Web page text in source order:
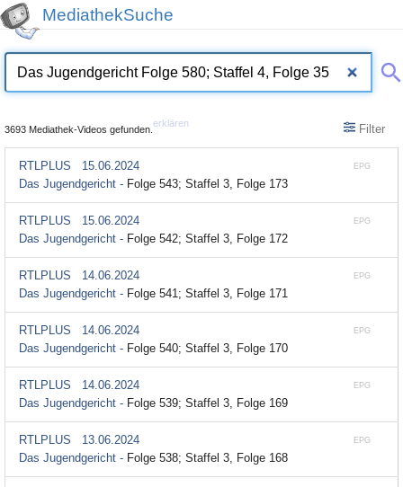
MediathekSuche
3693 Mediathek-Videos gefunden.
erklären Filter
EPG
RTLPLUS
15.06.2024
Das Jugendgericht - Folge 543; Staffel 3, Folge 173
EPG
RTLPLUS
15.06.2024
Das Jugendgericht - Folge 542; Staffel 3, Folge 172
EPG
RTLPLUS
14.06.2024
Das Jugendgericht - Folge 541; Staffel 3, Folge 171
EPG
RTLPLUS
14.06.2024
Das Jugendgericht - Folge 540; Staffel 3, Folge 170
EPG
RTLPLUS
14.06.2024
Das Jugendgericht - Folge 539; Staffel 3, Folge 169
EPG
RTLPLUS
13.06.2024
Das Jugendgericht - Folge 538; Staffel 3, Folge 168